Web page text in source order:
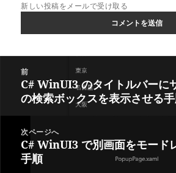
新しい投稿をメールで受け取る
前
前
の
稿:
C# WinUI3 のタイトルバーに
の検索ボックスを表示させる
次ページへ
次
の
C# WinUI3 で別画面をモード
手順